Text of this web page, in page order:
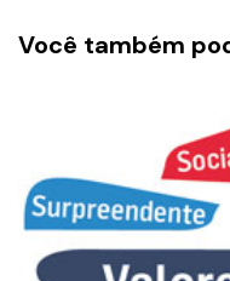
Você também